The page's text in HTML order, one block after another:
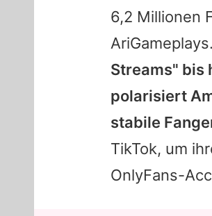
6,2 Millionen
AriGameplays.
Streams" bis
polarisiert
stabile
TikTok, um
OnlyFans-